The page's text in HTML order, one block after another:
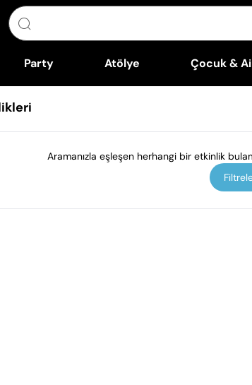
Party Atölye Çocuk &
Aramanızla eşleşen herhangi bir etkinlik